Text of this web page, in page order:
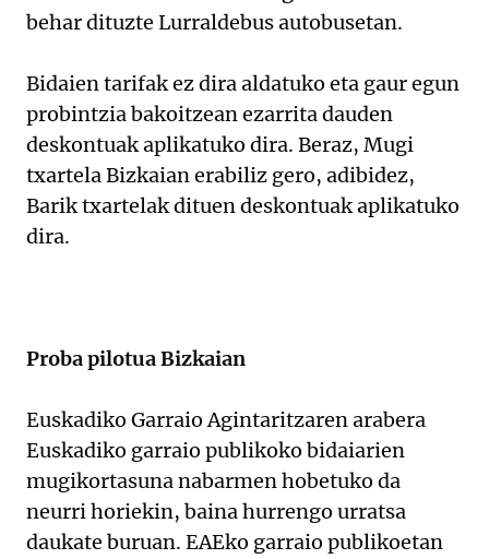
behar dituzte Lurraldebus autobusetan.
Bidaien tarifak ez dira aldatuko eta gaur egun
probintzia bakoitzean ezarrita dauden
deskontuak aplikatuko dira. Beraz, Mugi
txartela Bizkaian erabiliz gero, adibidez,
Barik txartelak dituen deskontuak aplikatuko
dira.
Proba pilotua Bizkaian
Euskadiko Garraio Agintaritzaren arabera
Euskadiko garraio publikoko bidaiarien
mugikortasuna nabarmen hobetuko da
neurri horiekin, baina hurrengo urratsa
daukate buruan. EAEko garraio publikoetan